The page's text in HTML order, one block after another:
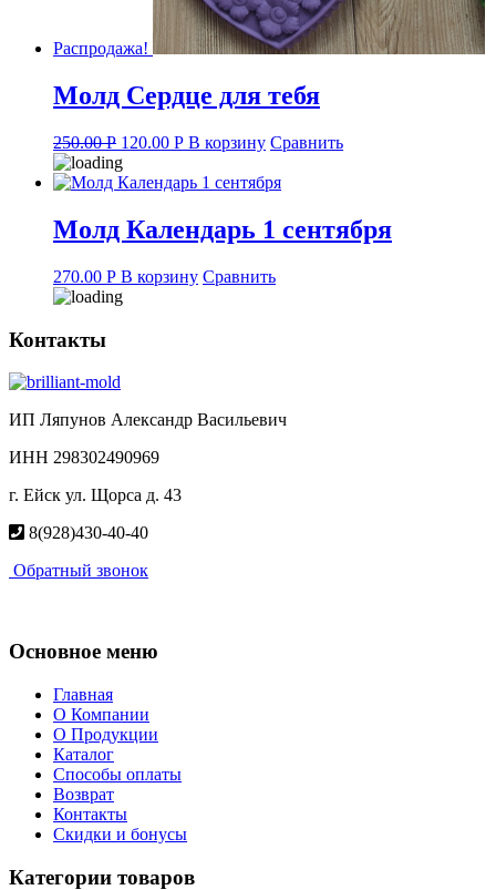
Распродажа!
Молд Сердце для тебя
250.00Р Original
price
was:
120.00 РCurrent
is:
В корзину Сравнить
Молд Календарь 1 сентября
270.00 Р В корзину Сравнить
Контакты
ИП Ляпунов Александр Васильевич
ИНН 298302490969
г. Ейск ул. Щорса д. 43
8(928)430-40-40
Обратный звонок
Основное меню
Главная
О Компании
О Продукции
Каталог
Способы оплаты
Возврат
Контакты
Скидки и бонусы
Категории товаров